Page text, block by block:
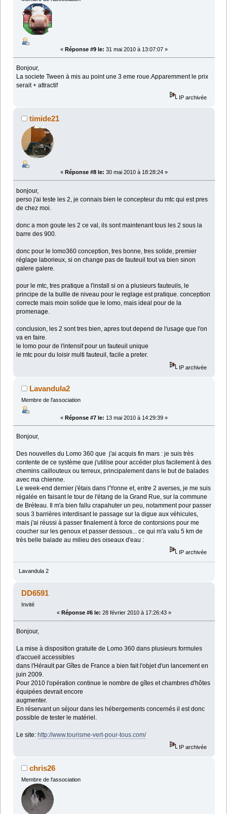
« Réponse #9 le: 31 mai 2010 à 13:07:07 »
Bonjour,
La societe Tween à mis au point une 3 eme roue.Apparemment le prix
serait + attractif
IP archivée
timide21
« Réponse #8 le: 30 mai 2010 à 18:28:24 »
bonjour,
perso j'ai teste les 2, je connais bien le concepteur du mtc qui est pres
de chez moi.
donc a mon goute les 2 ce val, ils sont maintenant tous les 2 sous la
barre des 900.
donc pour le lomo360 conception, tres bonne, tres solide, premier
réglage laborieux, si on change pas de fauteuil tout va bien sinon
galere galere.
pour le mtc, tres pratique a l'install si on a plusieurs fauteuils, le
principe de la bullle de niveau pour le reglage est pratique. conception
correcte mais moin solide que le lomo, mais ideal pour de la
promenage.
conclusion, les 2 sont tres bien, apres tout depend de l'usage que l'on
va en faire.
le lomo pour de l'intensif pour un fauteuil unique
le mtc pour du loisir multi fauteuil, facile a preter.
IP archivée
Lavandula2
Membre de l'association
« Réponse #7 le: 13 mai 2010 à 14:29:39 »
Bonjour,
Des nouvelles du Lomo 360 que j'ai acquis fin mars : je suis très
contente de ce système que j'utilise pour accéder plus facilement à des
chemins caillouteux ou terreux, principalement dans le but de balades
avec ma chienne.
Le week-end dernier j'étais dans l'Yonne et, entre 2 averses, je me suis
régalée en faisant le tour de l'étang de la Grand Rue, sur la commune
de Bréteau. Il m'a bien fallu crapahuter un peu, notamment pour passer
sous 3 barrières interdisant le passage sur la digue aux véhicules,
mais j'ai réussi à passer finalement à force de contorsions pour me
coucher sur les genoux et passer dessous... ce qui m'a valu 5 km de
très belle balade au milieu des oiseaux d'eau :
IP archivée
Lavandula 2
DD6591
Invité
« Réponse #6 le: 28 février 2010 à 17:26:43 »
Bonjour,
La mise à disposition gratuite de Lomo 360 dans plusieurs formules
d'accueil accessibles
dans l'Hérault par Gîtes de France a bien fait l'objet d'un lancement en
juin 2009.
Pour 2010 l'opération continue le nombre de gîtes et chambres d'hôtes
équipées devrait encore
augmenter.
En réservant un séjour dans les hébergements concernés il est donc
possible de tester le matériel.
Le site: http://www.tourisme-vert-pour-tous.com/
IP archivée
chris26
Membre de l'association